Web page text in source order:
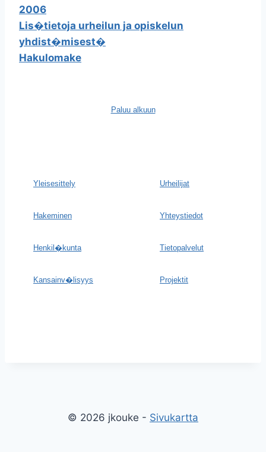
2006
Lis�tietoja urheilun ja opiskelun
yhdist�misest�
Hakulomake
Paluu alkuun
Yleisesittely Urheilijat
Hakeminen Yhteystiedot
Henkil�kunta Tietopalvelut
Kansainv�lisyys Projektit
© 2026 jkouke - Sivukartta